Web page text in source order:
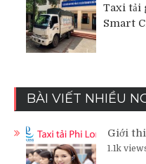
Taxi tải
Smart
BÀI VIẾT NHIỀU
Giới
1.1k